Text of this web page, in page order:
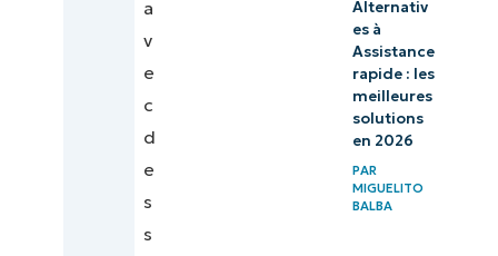
Notre
formule de
classement
Conseils
a
v
e
c
d
e
s
s
Alternativ
es à
Assistance
rapide : les
meilleures
solutions
en 2026
PAR
MIGUELITO
BALBA